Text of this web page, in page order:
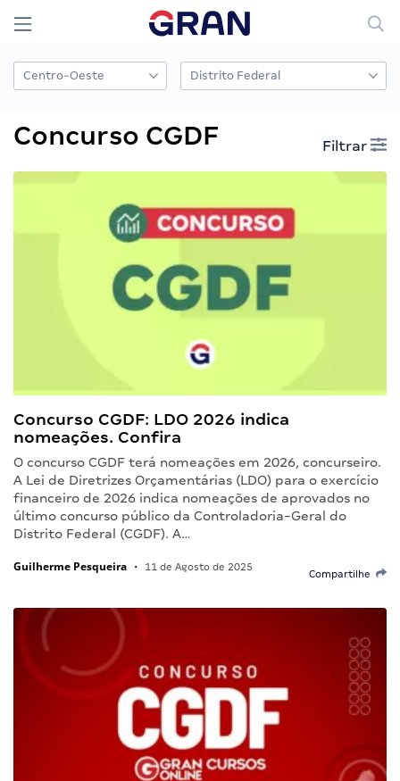
Concurso CGDF Filtrar
Concurso CGDF: LDO 2026 indica
nomeações. Confira
O concurso CGDF terá nomeações em 2026, concurseiro.
A Lei de Diretrizes Orçamentárias (LDO) para o exercício
financeiro de 2026 indica nomeações de aprovados no
último concurso público da Controladoria-Geral do
Distrito Federal (CGDF). A…
Guilherme Pesqueira • 11 de Agosto de 2025
Compartilhe